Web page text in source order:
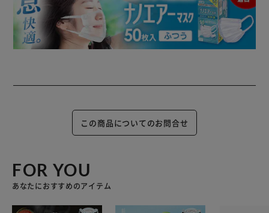
この商品についてのお問合せ
FOR YOU
あなたにおすすめのアイテム